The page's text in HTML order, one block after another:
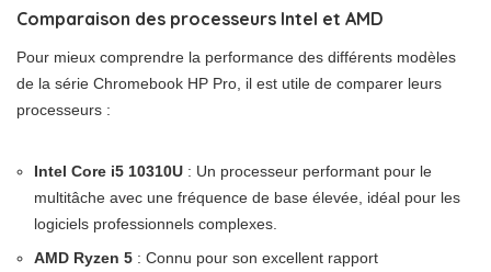
Comparaison des processeurs Intel et AMD
Pour mieux comprendre la performance des différents modèles
de la série Chromebook HP Pro, il est utile de comparer leurs
processeurs :
Intel Core i5 10310U : Un processeur performant pour le
multitâche avec une fréquence de base élevée, idéal pour les
logiciels professionnels complexes.
AMD Ryzen 5 : Connu pour son excellent rapport